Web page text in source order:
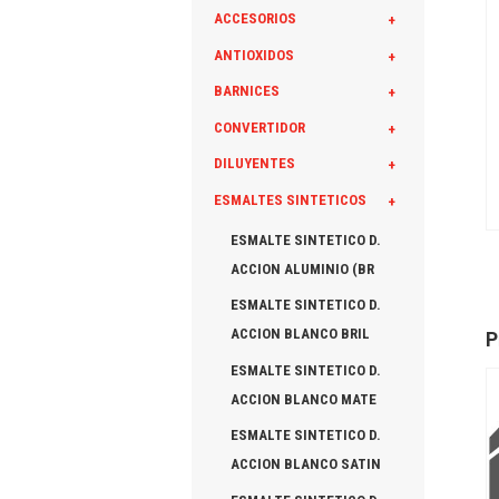
+
ACCESORIOS
+
ANTIOXIDOS
+
BARNICES
+
CONVERTIDOR
+
DILUYENTES
+
ESMALTES SINTETICOS
ESMALTE SINTETICO D.
ACCION ALUMINIO (BR
ESMALTE SINTETICO D.
ACCION BLANCO BRIL
ESMALTE SINTETICO D.
ACCION BLANCO MATE
ESMALTE SINTETICO D.
ACCION BLANCO SATIN